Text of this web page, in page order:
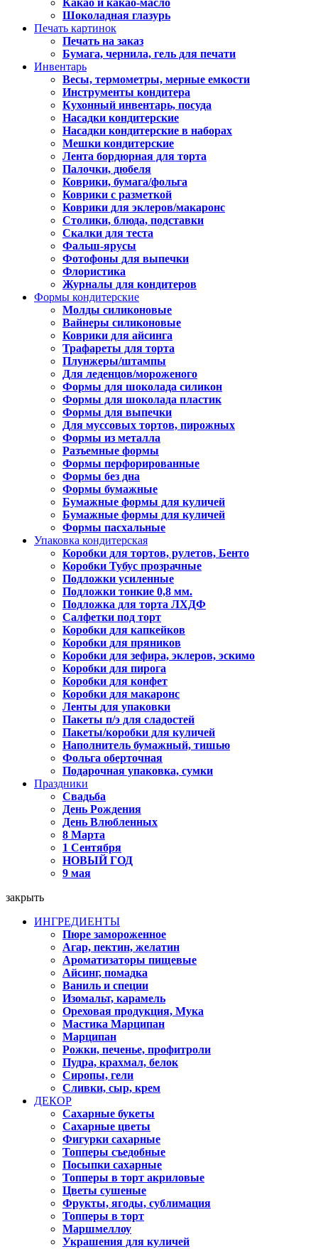
Какао и какао-масло
Шоколадная глазурь
Печать картинок
Печать на заказ
Бумага, чернила, гель для печати
Инвентарь
Весы, термометры, мерные емкости
Инструменты кондитера
Кухонный инвентарь, посуда
Насадки кондитерские
Насадки кондитерские в наборах
Мешки кондитерские
Лента бордюрная для торта
Палочки, дюбеля
Коврики, бумага/фольга
Коврики с разметкой
Коврики для эклеров/макаронс
Столики, блюда, подставки
Скалки для теста
Фальш-ярусы
Фотофоны для выпечки
Флористика
Журналы для кондитеров
Формы кондитерские
Молды силиконовые
Вайнеры силиконовые
Коврики для айсинга
Трафареты для торта
Плунжеры/штампы
Для леденцов/мороженого
Формы для шоколада силикон
Формы для шоколада пластик
Формы для выпечки
Для муссовых тортов, пирожных
Формы из металла
Разъемные формы
Формы перфорированные
Формы без дна
Формы бумажные
Бумажные формы для куличей
Бумажные формы для куличей
Формы пасхальные
Упаковка кондитерская
Коробки для тортов, рулетов, Бенто
Коробки Тубус прозрачные
Подложки усиленные
Подложки тонкие 0,8 мм.
Подложка для торта ЛХДФ
Салфетки под торт
Коробки для капкейков
Коробки для пряников
Коробки для зефира, эклеров, эскимо
Коробки для пирога
Коробки для конфет
Коробки для макаронс
Ленты для упаковки
Пакеты п/э для сладостей
Пакеты/коробки для куличей
Наполнитель бумажный, тишью
Фольга оберточная
Подарочная упаковка, сумки
Праздники
Свадьба
День Рождения
День Влюбленных
8 Марта
1 Сентября
НОВЫЙ ГОД
9 мая
закрыть
ИНГРЕДИЕНТЫ
Пюре замороженное
Агар, пектин, желатин
Ароматизаторы пищевые
Айсинг, помадка
Ваниль и специи
Изомальт, карамель
Ореховая продукция, Мука
Мастика Марципан
Марципан
Рожки, печенье, профитроли
Пудра, крахмал, белок
Сиропы, гели
Сливки, сыр, крем
ДЕКОР
Сахарные букеты
Сахарные цветы
Фигурки сахарные
Топперы съедобные
Посыпки сахарные
Топперы в торт акриловые
Цветы сушеные
Фрукты, ягоды, сублимация
Топперы в торт
Маршмеллоу
Украшения для куличей